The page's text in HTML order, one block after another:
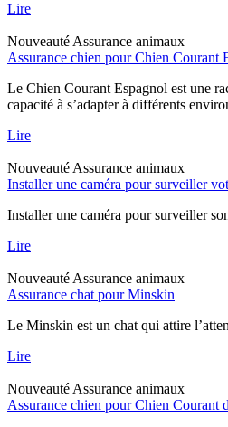
Lire
Nouveauté Assurance animaux
Assurance chien pour Chien Courant
Le Chien Courant Espagnol est une
capacité à s’adapter à différents
Lire
Nouveauté Assurance animaux
Installer une caméra pour surveiller
Installer une caméra pour surveiller
Lire
Nouveauté Assurance animaux
Assurance chat pour Minskin
Le Minskin est un chat qui attire
Lire
Nouveauté Assurance animaux
Assurance chien pour Chien Courant